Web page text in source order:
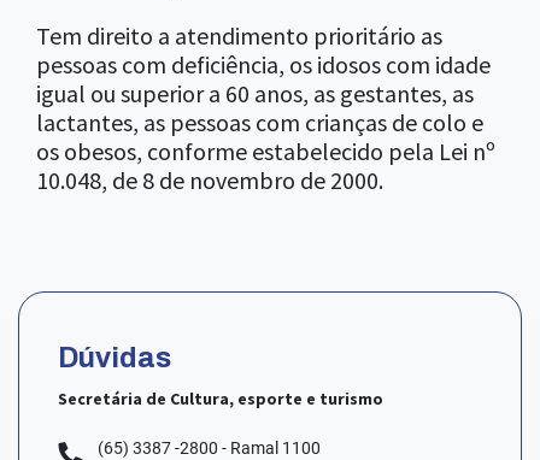
Tem direito a atendimento prioritário as
pessoas com deficiência, os idosos com idade
igual ou superior a 60 anos, as gestantes, as
lactantes, as pessoas com crianças de colo e
os obesos, conforme estabelecido pela Lei nº
10.048, de 8 de novembro de 2000.
Dúvidas
Secretária de Cultura, esporte e turismo
(65) 3387 -2800 - Ramal 1100